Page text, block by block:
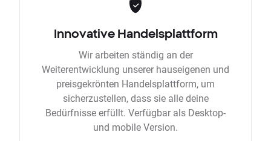
Innovative Handelsplattform
Wir arbeiten ständig an der
Weiterentwicklung unserer hauseigenen und
preisgekrönten Handelsplattform, um
sicherzustellen, dass sie alle deine
Bedürfnisse erfüllt. Verfügbar als Desktop-
und mobile Version.